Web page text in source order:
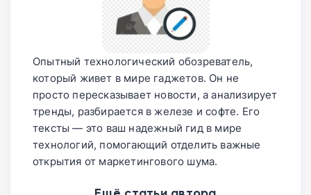
Опытный технологический обозреватель,
который живет в мире гаджетов. Он не
просто пересказывает новости, а анализирует
тренды, разбирается в железе и софте. Его
тексты — это ваш надежный гид в мире
технологий, помогающий отделить важные
открытия от маркетингового шума.